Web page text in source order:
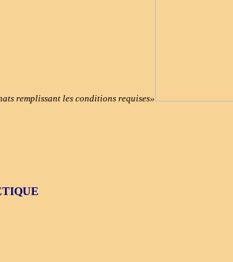
remplissant les conditions requises»